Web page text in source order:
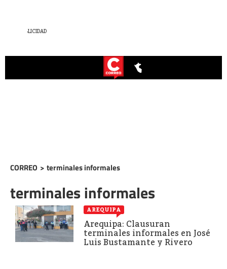
CORREO > terminales informales
terminales informales
AREQUIPA
Arequipa: Clausuran
terminales informales en José
Luis Bustamante y Rivero